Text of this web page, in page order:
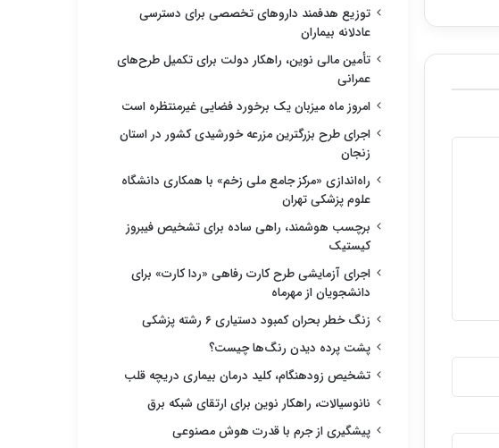
توزیع هدفمند داروهای تخصصی برای دسترسی
عادلانه بیماران
تأمین مالی نوین، راهکار دولت برای تکمیل طرح‌های
عمرانی
امروز ماه میزبان یک برخورد فضایی غیرمنتظره است
اجرای طرح بزرگترین مزرعه خورشیدی کشور در استان
زنجان
راه‌اندازی «مرکز جامع ملی زخم» با همکاری دانشگاه
علوم پزشکی تهران
برچسب هوشمند، راهی ساده برای تشخیص فیبروز
کیستیک
اجرای آزمایشی طرح کارت رفاهی «ردا کارت» برای
دانشجویان از مهرماه
زنگ خطر بحران کمبود دستیاری ۶ رشته پزشکی
پشت پرده دیدن رنگ‌ها چیست؟
تشخیص زودهنگام، کلید درمان بیماری دریچه قلب
نانوسیالات، راهکار نوین برای ارتقای شبکه برق
پیشگیری از جرم با قدرت هوش مصنوعی